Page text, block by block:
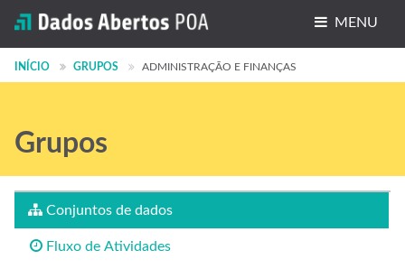
MENU
Conjuntos de dados
Grupos
INÍCIO GRUPOS ADMINISTRAÇÃO E FINANÇAS
Grupos
Conjuntos de dados
Fluxo de Atividades